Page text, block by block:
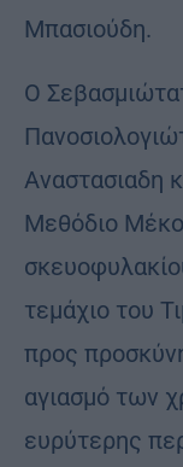
Μπασιούδη.
Ο
Αναστασιαδη
Μεθόδιο
τεμάχιο του
προς
αγιασμό των
ευρύτερης